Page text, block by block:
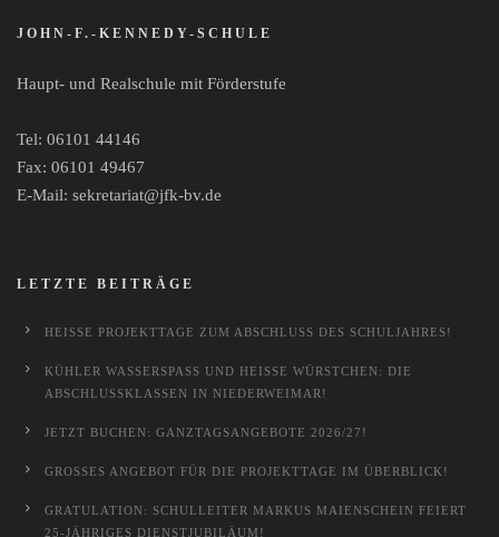
JOHN-F.-KENNEDY-SCHULE
Haupt- und Realschule mit Förderstufe
Tel: 06101 44146
Fax: 06101 49467
E-Mail: sekretariat@jfk-bv.de
LETZTE BEITRÄGE
HEISSE PROJEKTTAGE ZUM ABSCHLUSS DES SCHULJAHRES!
KÜHLER WASSERSPASS UND HEISSE WÜRSTCHEN: DIE AB
SCHLUSSKLASSEN IN NIEDERWEIMAR!
JETZT BUCHEN: GANZTAGSANGEBOTE 2026/27!
GROSSES ANGEBOT FÜR DIE PROJEKTTAGE IM ÜBERBLICK!
GRATULATION: SCHULLEITER MARKUS MAIENSCHEIN FEIERT
25-JÄHRIGES DIENSTJUBILÄUM!